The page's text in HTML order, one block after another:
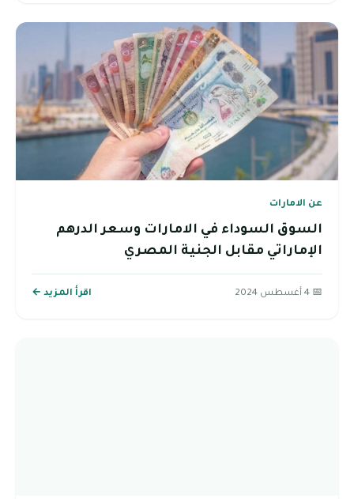
عن الامارات
السوق السوداء في الامارات وسعر الدرهم
الإماراتي مقابل الجنية المصري
📅 4 أغسطس 2024 اقرأ المزيد ←